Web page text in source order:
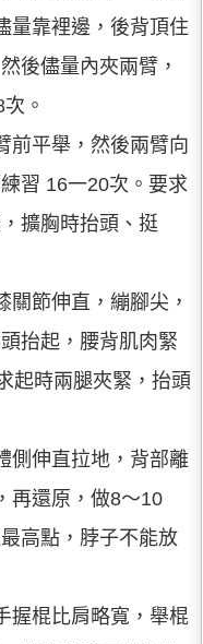
量靠裡邊，後背頂住
後儘量內夾兩臂，
。
前平舉，然後兩臂向
習 16一20次。要求
擴胸時抬頭、挺
關節伸直，繃腳尖，
抬起，腰背肌肉緊
起時兩腿夾緊，抬頭
側伸直拉地，背部離
再還原，做8～10
高點，脖子不能放
握棍比肩略寬，舉棍